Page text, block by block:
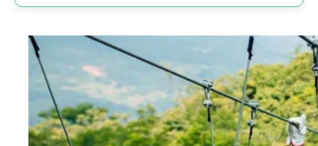
MANU
Blog